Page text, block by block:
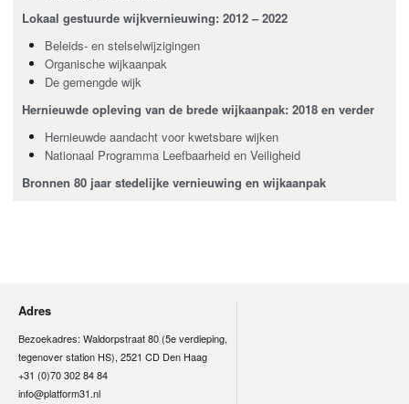
Lokaal gestuurde wijkvernieuwing: 2012 – 2022
Beleids- en stelselwijzigingen
Organische wijkaanpak
De gemengde wijk
Hernieuwde opleving van de brede wijkaanpak: 2018 en verder
Hernieuwde aandacht voor kwetsbare wijken
Nationaal Programma Leefbaarheid en Veiligheid
Bronnen 80 jaar stedelijke vernieuwing en wijkaanpak
Adres
Bezoekadres: Waldorpstraat 80 (5e verdieping,
tegenover station HS), 2521 CD Den Haag
+31 (0)70 302 84 84
info@platform31.nl